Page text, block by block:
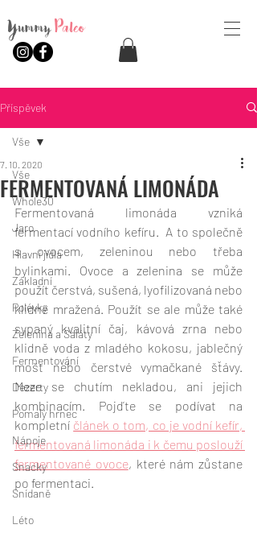
YummyPaleo
Příspěvek
Vše
Whole30
Jaro
Hlavní jídla
Základní
Polévky
Zelenina a Saláty
Fermentování
Dezerty
Pomalý hrnec
Nápoje
Snacky
Snídaně
Léto
Vše
FERMENTOVANÁ LIMONÁDA
7. 10. 2020
Fermentovaná limonáda vzniká
fermentací vodního kefíru.  A to společně
s ovocem, zeleninou nebo třeba
bylinkami. Ovoce a zelenina se může
použít čerstvá, sušená, lyofilizovaná nebo
klidně mražená. Použít se ale může také
sypaný kvalitní čaj, kávová zrna nebo
klidně voda z mladého kokosu, jablečný
mošt nebo čerstvé vymačkané šťávy.
Meze se chutím nekladou, ani jejich
kombinacím. Pojďte se podívat na
kompletní článek o tom, co je vodní kefír,
fermentovaná limonáda i k čemu poslouží
fermentované ovoce, které nám zůstane
po fermentaci.